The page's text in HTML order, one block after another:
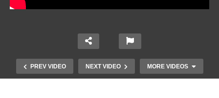
PREV VIDEO NEXT VIDEO MORE VIDEOS